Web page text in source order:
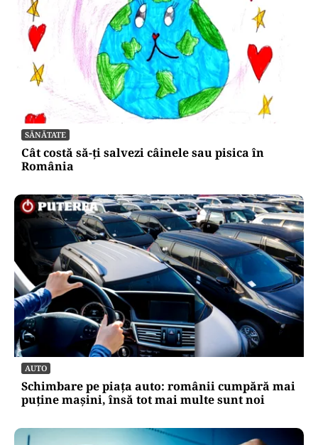
HOROSCOP
Horoscop 6 august 2026. O zodie își întâlnește
marea dragoste, alte trei primesc surprize
amoroase
SĂNĂTATE
Cât costă să-ți salvezi câinele sau pisica în
România